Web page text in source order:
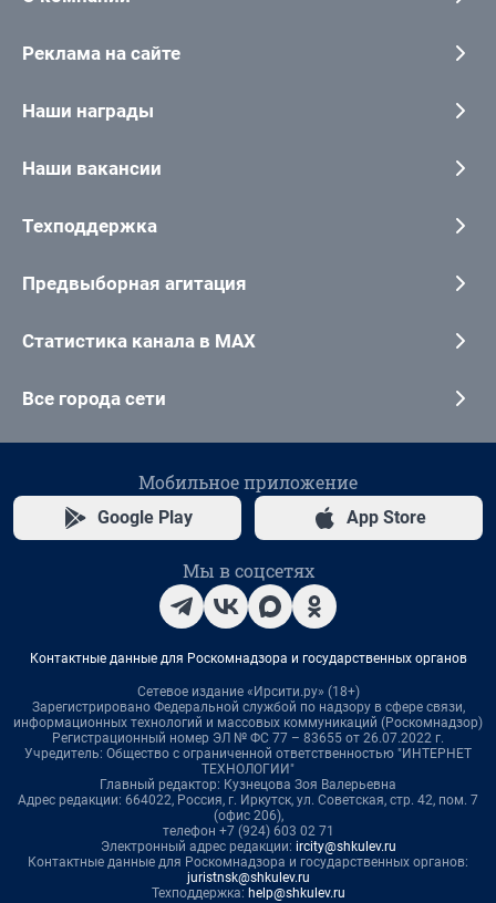
Реклама на сайте
Наши награды
Наши вакансии
Техподдержка
Предвыборная агитация
Статистика канала в MAX
Все города сети
Мобильное приложение
Google Play App Store
Мы в соцсетях
Контактные данные для Роскомнадзора и государственных органов
Сетевое издание «Ирсити.ру» (18+)
Зарегистрировано Федеральной службой по надзору в сфере связи,
информационных технологий и массовых коммуникаций (Роскомнадзор)
Регистрационный номер ЭЛ № ФС 77 – 83655 от 26.07.2022 г.
Учредитель: Общество с ограниченной ответственностью "ИНТЕРНЕТ
ТЕХНОЛОГИИ"
Главный редактор: Кузнецова Зоя Валерьевна
Адрес редакции: 664022, Россия, г. Иркутск, ул. Советская, стр. 42, пом. 7
(офис 206),
телефон +7 (924) 603 02 71
Электронный адрес редакции: ircity@shkulev.ru
Контактные данные для Роскомнадзора и государственных органов:
juristnsk@shkulev.ru
Техподдержка: help@shkulev.ru